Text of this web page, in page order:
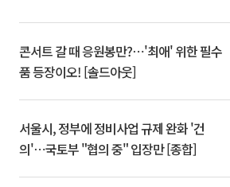
콘서트 갈 때 응원봉만?⋯'최애' 위한 필수
품 등장이오! [솔드아웃]
서울시, 정부에 정비사업 규제 완화 '건
의'⋯국토부 "협의 중" 입장만 [종합]